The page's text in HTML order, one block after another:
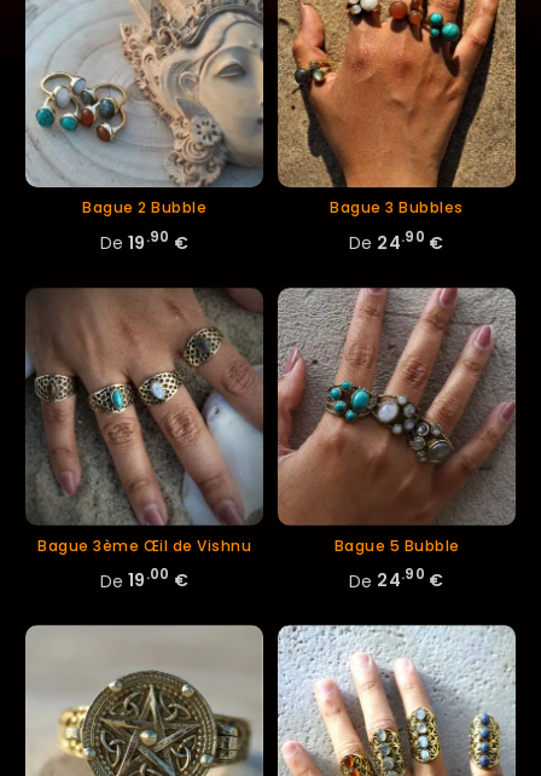
Bague 2 Bubble
De 19.90 €
Bague 3 Bubbles
De 24.90 €
Bague 3ème Œil de Vishnu
De 19.00 €
Bague 5 Bubble
De 24.90 €